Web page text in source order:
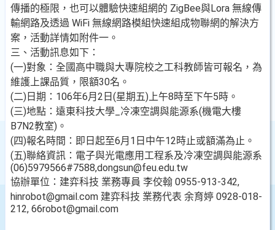
傳播的極限，也可以體驗快速組網的 ZigBee與Lora 無線傳
輸網路及透過 WiFi 無線網路模組快速組成物聯網的解決方
案，活動詳情如附件一。
三、活動訊息如下：
(一)對象：全國高中職與大專院校之工科教師皆可報名，為
維護上課品質，限額30名。
(二)日期：106年6月2日(星期五)上午8時至下午5時。
(三)地點：遠東科技大學_冷凍空調與能源系(機電大樓
B7N2教室)。
(四)報名時間：即日起至6月1日中午12時止或額滿為止。
(五)聯絡資訊：電子與光電應用工程系及冷凍空調與能源系
(06)5979566#7588,dongsun@feu.edu.tw
協辦單位：建弈科技 業務專員 李佼翰 0955-913-342,
hinrobot@gmail.com 建弈科技 業務代表 余育婷 0928-018-
212, 66robot@gmail.com